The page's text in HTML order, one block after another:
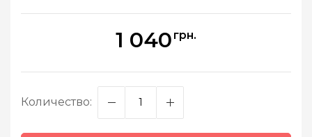
1 040 грн.
Количество: